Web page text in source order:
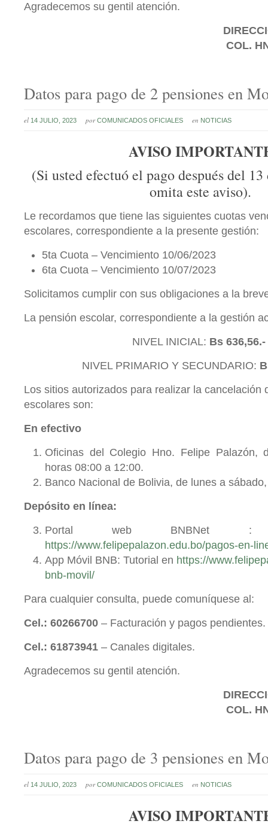
Agradecemos su gentil atención.
COL.
Datos para pago de 2 pensiones en
el 14 JULIO, 2023 por COMUNICADOS OFICIALES en NOTICIAS
AVISO
(Si usted efectuó el pago después del
omita este aviso).
Le recordamos que tiene las siguientes cuotas
escolares, correspondiente a la presente gestión:
5ta Cuota – Vencimiento 10/06/2023
6ta Cuota – Vencimiento 10/07/2023
Solicitamos cumplir con sus obligaciones a la
La pensión escolar, correspondiente a la gestión
NIVEL INICIAL: Bs 636,56.-
NIVEL PRIMARIO Y SECUNDARIO:
Los sitios autorizados para realizar la cancelación
escolares son:
En efectivo
Oficinas del Colegio Hno. Felipe Palazón,
horas 08:00 a 12:00.
Banco Nacional de Bolivia, de lunes a
Depósito en línea:
Portal web BNBNet :
https://www.felipepalazon.edu.bo/pagos-en-
App Móvil BNB: Tutorial en https://
bnb-movil/
Para cualquier consulta, puede comuníquese al:
Cel.: 60266700 – Facturación y pagos pendientes.
Cel.: 61873941 – Canales digitales.
Agradecemos su gentil atención.
COL.
Datos para pago de 3 pensiones en
el 14 JULIO, 2023 por COMUNICADOS OFICIALES en NOTICIAS
AVISO